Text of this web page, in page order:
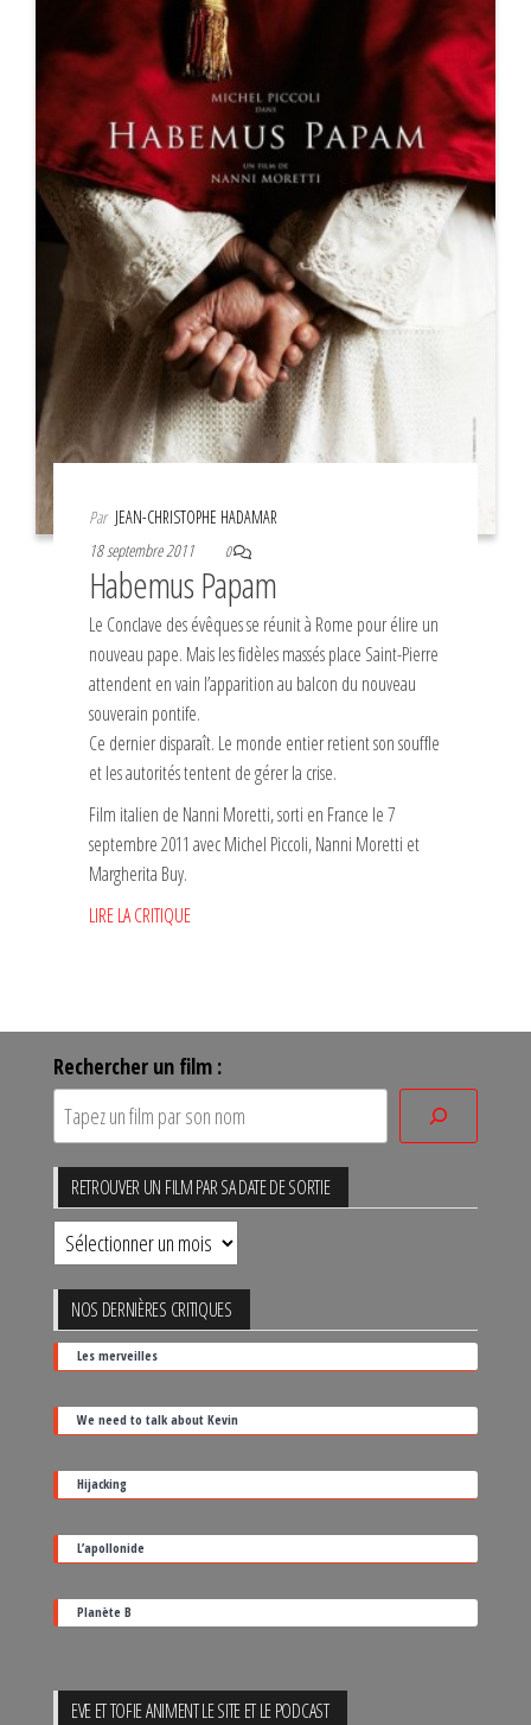
Par JEAN-CHRISTOPHE HADAMAR
18 septembre 2011
0
Habemus Papam
Le Conclave des évêques se réunit à Rome pour élire un
nouveau pape. Mais les fidèles massés place Saint-Pierre
attendent en vain l’apparition au balcon du nouveau
souverain pontife.
Ce dernier disparaît. Le monde entier retient son souffle
et les autorités tentent de gérer la crise.
Film italien de Nanni Moretti, sorti en France le 7
septembre 2011 avec Michel Piccoli, Nanni Moretti et
Margherita Buy.
LIRE LA CRITIQUE
Rechercher un film :
RETROUVER UN FILM PAR SA DATE DE SORTIE
Retrouver
un
film
par
sa
date
de
sortie
NOS DERNIÈRES CRITIQUES
Les merveilles
We need to talk about Kevin
Hijacking
L’apollonide
Planète B
EVE ET TOFIE ANIMENT LE SITE ET LE PODCAST